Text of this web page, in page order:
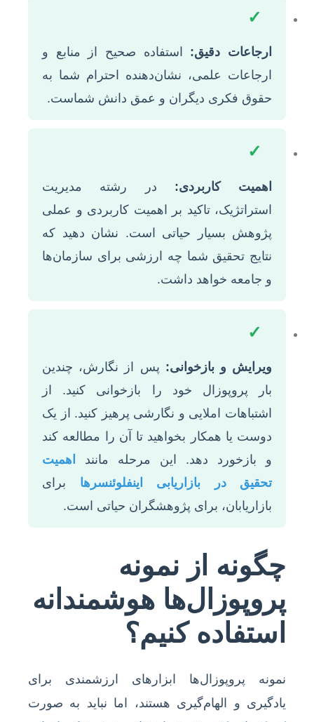
✓
ارجاعات دقیق: استفاده صحیح از منابع و
ارجاعات علمی، نشان‌دهنده احترام شما به
حقوق فکری دیگران و عمق دانش شماست.
✓
اهمیت کاربردی: در رشته مدیریت
استراتژیک، تاکید بر اهمیت کاربردی و عملی
پژوهش بسیار حیاتی است. نشان دهید که
نتایج تحقیق شما چه ارزشی برای سازمان‌ها
و جامعه خواهد داشت.
✓
ویرایش و بازخوانی: پس از نگارش، چندین
بار پروپوزال خود را بازخوانی کنید. از
اشتباهات املایی و نگارشی پرهیز کنید. از یک
دوست یا همکار بخواهید تا آن را مطالعه کند
و بازخورد دهد. این مرحله مانند
اهمیت
تحقیق در بازاریابی اینفلوئنسرها برای
بازاریابان، برای پژوهشگران حیاتی است.
چگونه از نمونه
پروپوزال‌ها هوشمندانه
استفاده کنیم؟
نمونه پروپوزال‌ها ابزارهای ارزشمندی برای
یادگیری و الهام‌گیری هستند، اما نباید به صورت